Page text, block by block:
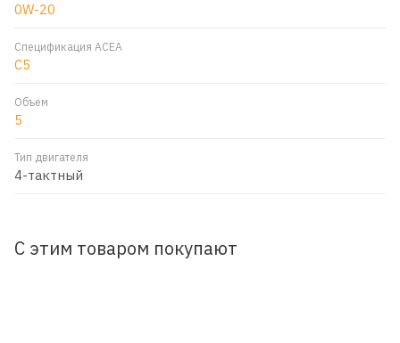
0W-20
Спецификация ACEA
C5
Объем
5
Тип двигателя
4-тактный
С этим товаром покупают